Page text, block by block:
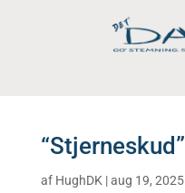
“Stjerneskud”
af HughDK|aug 19, 2025